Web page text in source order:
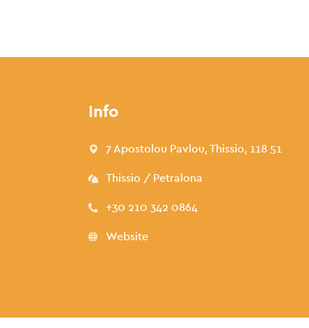
Info
7 Apostolou Pavlou, Thissio, 118 51
Thissio / Petralona
+30 210 342 0864
Website